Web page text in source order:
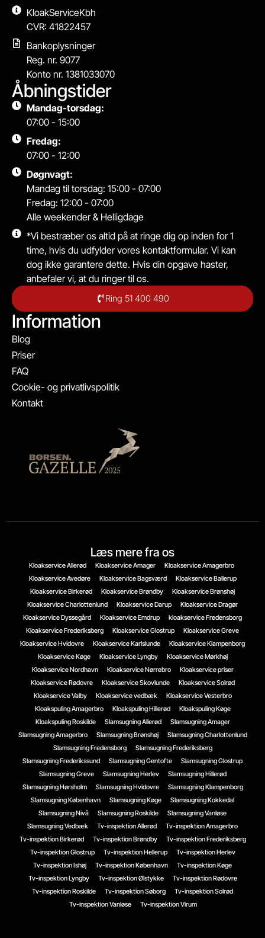
KloakServiceKbh
CVR: 41822457
Bankoplysninger
Reg. nr. 9077
Konto nr. 1381033070
Åbningstider
Mandag-torsdag:
07:00 - 15:00
Fredag:
07:00 - 12:00
Døgnvagt:
Mandag til torsdag: 15:00 - 07:00
Fredag: 12:00 - 07:00
Alle weekender & Helligdage
*Vi bestræber os altid på at ringe dig op inden for 1
time, hvis du udfylder vores kontaktformular. Vi kan
dog ikke garantere dette. Hvis din opgave haster,
anbefaler vi, at du ringer til os.
Ring 51 400 490
Information
Blog
Priser
FAQ
Cookie- og privatlivspolitik
Kontakt
Læs mere fra os
Kloakservice Allerød Kloakservice Amager
Kloakservice Amagerbro
Kloakservice Avedøre
Kloakservice Bagsværd
Kloakservice Ballerup
Kloakservice Birkerød
Kloakservice Brøndby
Kloakservice Brønshøj
Kloakservice Charlottenlund
Kloakservice Darup
Kloakservice Dragør
Kloakservice Dyssegård
Kloakservice Emdrup
kloakservice Fredensborg
Kloakservice Frederiksberg
Kloakservice Glostrup
Kloakservice Greve
Kloakservice Hvidovre
Kloakservice Karlslunde
Kloakservice Klampenborg
Kloakservice Køge
Kloakservice Lyngby
Kloakservice Mørkhøj
Kloakservice Nordhavn
Kloakservice Nørrebro
Kloakservice priser
Kloakservice Rødovre
Kloakservice Skovlunde
Kloakservice Solrød
Kloakservice Valby
Kloakservice vedbæk
Kloakservice Vesterbro
Kloakspuling Amagerbro
Kloakspuling Hillerød
Kloakspuling Køge
Kloakspuling Roskilde
Slamsugning Allerød
Slamsugning Amager
Slamsugning Amagerbro
Slamsugning Brønshøj
Slamsugning Charlottenlund
Slamsugning Fredensborg
Slamsugning Frederiksberg
Slamsugning Frederikssund
Slamsugning Gentofte
Slamsugning Glostrup
Slamsugning Greve
Slamsugning Herlev
Slamsugning Hillerød
Slamsugning Hørsholm
Slamsugning Hvidovre
Slamsugning Klampenborg
Slamsugning København
Slamsugning Køge
Slamsugning Kokkedal
Slamsugning Nivå
Slamsugning Roskilde
Slamsugning Vanløse
Slamsugning Vedbæk
Tv-inspektion Allerød
Tv-inspektion Amagerbro
Tv-inspektion Birkerød
Tv-inspektion Brøndby
Tv-inspektion Frederiksberg
Tv-inspektion Glostrup
Tv-inspektion Hellerup
Tv-inspektion Herlev
Tv-inspektion Ishøj
Tv-inspektion København
Tv-inspektion Køge
Tv-inspektion Lyngby
Tv-inspektion Ølstykke
Tv-inspektion Rødovre
Tv-inspektion Roskilde
Tv-inspektion Søborg
Tv-inspektion Solrød
Tv-inspektion Vanløse
Tv-inspektion Virum